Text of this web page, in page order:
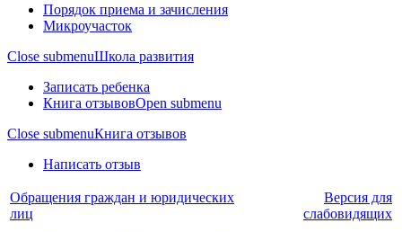
Порядок приема и зачисления
Микроучасток
Close submenuШкола развития
Записать ребенка
Книга отзывовOpen submenu
Close submenuКнига отзывов
Написать отзыв
Обращения граждан и юридических
лиц
Версия для
слабовидящих